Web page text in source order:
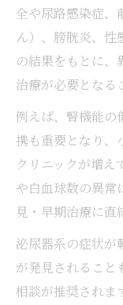
全や尿路感染症、
ん）、膀胱炎、性
の結果をもとに、
治療が必要となる
例えば、腎機能の
携も重要となり、
クリニックが増え
や白血球数の異常
見・早期治療に直
泌尿器系の症状が
が発見されること
相談が推奨されま